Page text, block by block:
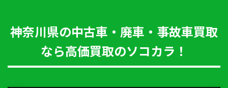
神奈川県の中古車・廃車・事故車買取
なら高価買取のソコカラ！